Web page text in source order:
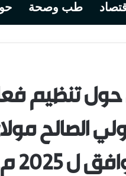
طب وصحة
تنظيم
الصالح